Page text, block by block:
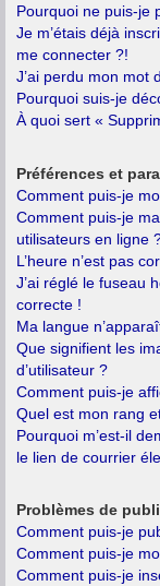
Pourquoi ne puis-je
Je m’étais déjà
me connecter ?!
J’ai perdu mon mot
Pourquoi suis-je
À quoi sert «
Préférences et
Comment puis-je
Comment puis-je
utilisateurs en ligne
L’heure n’est pas
J’ai réglé le fuseau
correcte !
Ma langue
Que signifient les
d’utilisateur ?
Comment puis-je
Quel est mon rang
Pourquoi m’est-il
le lien de courrier
Problèmes de
Comment puis-je
Comment puis-je
Comment puis-je